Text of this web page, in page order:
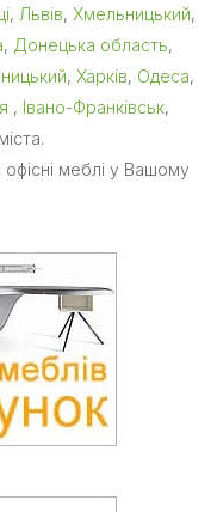
, Львів, Хмельницький,
, Донецька область,
, Харків, Одеса,
, Івано-Франківськ,
меблі у Вашому